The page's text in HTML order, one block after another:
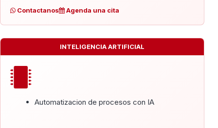
Contactanos Agenda una cita
INTELIGENCIA ARTIFICIAL
Automatizacion de procesos con IA